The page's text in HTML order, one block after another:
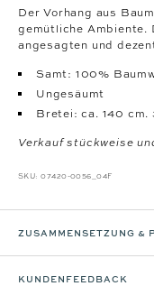
Der Vorhang aus
gemütliche Ambiente.
angesagten und
Samt: 100%
Ungesäumt
Bretei: ca. 140 cm.
Verkauf stückweise
SKU:07420-0056_04F
ZUSAMMENSETZUNG &
KUNDENFEEDBACK